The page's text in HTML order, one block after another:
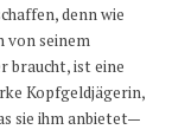
denn wie
von seinem
braucht, ist eine
Kopfgeldjägerin,
sie ihm anbietet—